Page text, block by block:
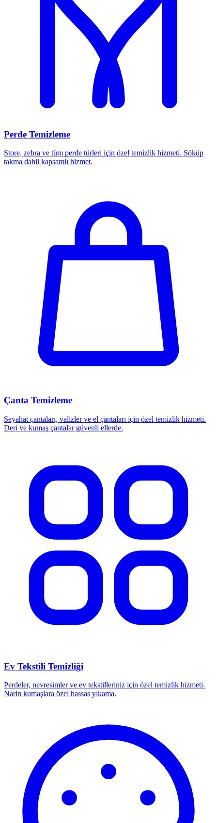
Perde Temizleme
Store, zebra ve tüm perde türleri için özel temizlik hizmeti. Söküp
takma dahil kapsamlı hizmet.
Çanta Temizleme
Seyahat çantaları, valizler ve el çantaları için özel temizlik hizmeti.
Deri ve kumaş çantalar güvenli ellerde.
Ev Tekstili Temizliği
Perdeler, nevresimler ve ev tekstilleriniz için özel temizlik hizmeti.
Narin kumaşlara özel hassas yıkama.